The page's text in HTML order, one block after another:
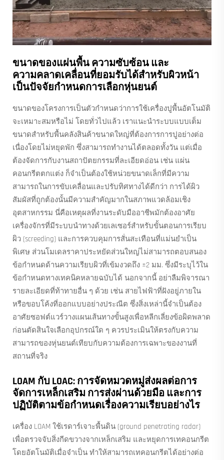
ขนาดของแผ่นพื้น ความซับซ้อน และ
ความคลาดเคลื่อนที่ยอมรับได้สำหรับผิวหน้า
เป็นปัจจัยกำหนดการเลือกหุ่นยนต์
ขนาดของโครงการเป็นตัวกำหนดว่าการใช้เครื่องปูพื้นอัตโนมัติ
จะเหมาะสมหรือไม่ โดยทั่วไปแล้ว เราแนะนำระบบแบบเต็ม
ขนาดสำหรับพื้นคลังสินค้าขนาดใหญ่ที่ต้องการการปูอย่างต่อ
เนื่องโดยไม่หยุดพัก ซึ่งสามารถทำงานได้ตลอดทั้งวัน แต่เมื่อ
ต้องจัดการกับงานสถาปัตยกรรมที่ละเอียดอ่อน เช่น แผ่น
คอนกรีตตกแต่ง ก็จำเป็นต้องใช้หน่วยขนาดเล็กที่มีความ
สามารถในการขับเคลื่อนและปรับทิศทางได้ดีกว่า การได้ผิว
สัมผัสที่ถูกต้องนั้นมีความสำคัญมากในสภาพแวดล้อมเชิง
อุตสาหกรรม นี่คือเหตุผลที่งานระดับมืออาชีพมักต้องอาศัย
เครื่องจักรที่มีระบบนำทางด้วยเลเซอร์สำหรับขั้นตอนการเรียบ
ผิว (screeding) และการควบคุมการสั่นสะเทือนที่แม่นยำเป็น
พิเศษ ส่วนโมเดลราคาประหยัดส่วนใหญ่ไม่สามารถตอบสนอง
ข้อกำหนดด้านความเรียบผิวที่เข้มงวดถึง ±2 มม. ซึ่งมีระบุไว้ใน
ข้อกำหนดทางเทคนิคหลายฉบับได้ นอกจากนี้ อย่าลืมพิจารณา
รายละเอียดที่ท้าทายอื่น ๆ ด้วย เช่น สายไฟฟ้าที่ฝังอยู่ภายใน
หรือขอบโค้งที่ออกแบบอย่างประณีต ซึ่งสิ่งเหล่านี้จำเป็นต้อง
อาศัยซอฟต์แวร์วางแผนเส้นทางขั้นสูงเพื่อหลีกเลี่ยงข้อผิดพลาด
ก่อนตัดสินใจเลือกอุปกรณ์ใด ๆ ควรประเมินให้ตรงกับความ
สามารถของหุ่นยนต์เทียบกับความต้องการเฉพาะของงานที่
สถานที่จริง
LOAM กับ LOAC: การจัดหมวดหมู่ส่งผลต่อการ
จัดการเหล็กเสริม การส่งผ่านด้วยมือ และการ
ปฏิบัติตามข้อกำหนดเรื่องความเรียบอย่างไร
เครื่อง LOAM ใช้เรดาร์เจาะพื้นดิน (ground penetrating radar)
เพื่อตรวจจับสิ่งกีดขวางจากเหล็กเสริม และหยุดการเทคอนกรีต
โดยอัตโนมัติเมื่อจำเป็น ทำให้สามารถเทคอนกรีตได้อย่างต่อ